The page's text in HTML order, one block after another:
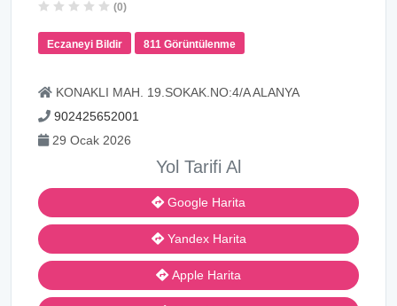
(0)
Eczaneyi Bildir 811 Görüntülenme
KONAKLI MAH. 19.SOKAK.NO:4/A ALANYA
902425652001
29 Ocak 2026
Yol Tarifi Al
Google Harita
Yandex Harita
Apple Harita